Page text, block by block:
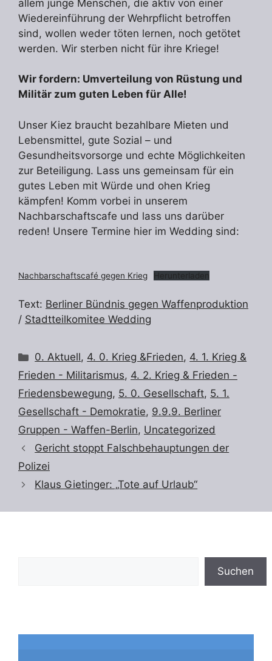
allem junge Menschen, die aktiv von einer
Wiedereinführung der Wehrpflicht betroffen
sind, wollen weder töten lernen, noch getötet
werden. Wir sterben nicht für ihre Kriege!
Wir fordern: Umverteilung von Rüstung und
Militär zum guten Leben für Alle!
Unser Kiez braucht bezahlbare Mieten und
Lebensmittel, gute Sozial – und
Gesundheitsvorsorge und echte Möglichkeiten
zur Beteiligung. Lass uns gemeinsam für ein
gutes Leben mit Würde und ohen Krieg
kämpfen! Komm vorbei in unserem
Nachbarschaftscafe und lass uns darüber
reden! Unsere Termine hier im Wedding sind:
Nachbarschaftscafé gegen Krieg Herunterladen
Text: Berliner Bündnis gegen Waffenproduktion
/ Stadtteilkomitee Wedding
Kategorien
0. Aktuell, 4. 0. Krieg &Frieden, 4. 1. Krieg &
Frieden - Militarismus, 4. 2. Krieg & Frieden -
Friedensbewegung, 5. 0. Gesellschaft, 5. 1.
Gesellschaft - Demokratie, 9.9.9. Berliner
Gruppen - Waffen-Berlin, Uncategorized
Gericht stoppt Falschbehauptungen der
Polizei
Klaus Gietinger: „Tote auf Urlaub“
Suchen